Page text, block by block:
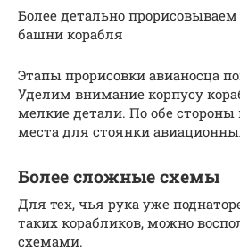
Более детально
башни корабля
Этапы прорисовки авианосца
Уделим внимание корпусу
мелкие детали. По обе
места для стоянки
Более сложные схемы
Для тех, чья рука уже
таких корабликов, можно
схемами.